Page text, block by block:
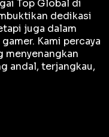
Top Global di
dedikasi
juga dalam
Kami percaya
menyenangkan
andal, terjangkau,